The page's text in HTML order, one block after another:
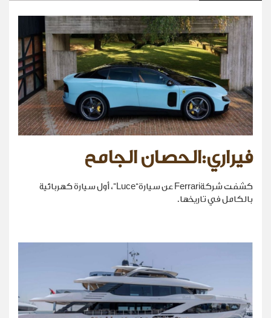
فيراري:الحصان الجامح
كشفت شركةFerrari عن سيارة“Luce”، أول سيارة كهربائية
بالكامل في تاريخها.